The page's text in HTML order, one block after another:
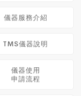
儀器服務介紹
TMS儀器說明
儀器使用
申請流程